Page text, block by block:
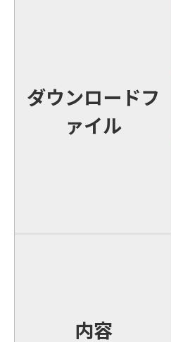
ダウンロードフ
ァイル
内容